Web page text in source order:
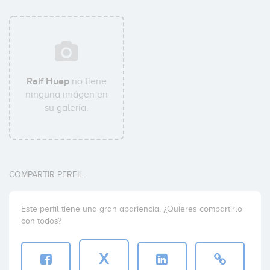
Ralf Huep no tiene
ninguna imágen en
su galería.
COMPARTIR PERFIL
Este perfil tiene una gran apariencia. ¿Quieres compartirlo
con todos?
X